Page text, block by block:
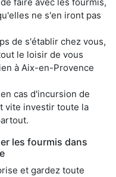
faire avec les fourmis,
ne s'en iront pas
de s'établir chez vous,
le loisir de vous
à Aix-en-Provence
cas d'incursion de
vite investir toute la
les fourmis dans
et gardez toute